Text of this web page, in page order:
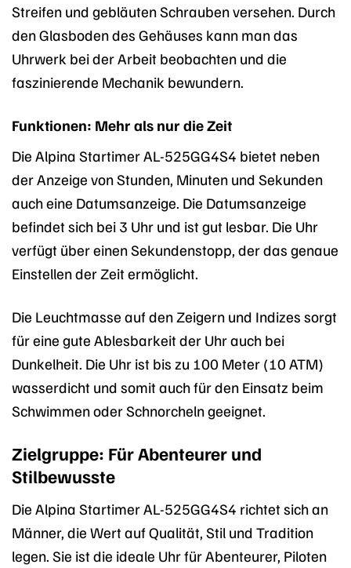
Streifen und gebläuten Schrauben versehen. Durch
den Glasboden des Gehäuses kann man das
Uhrwerk bei der Arbeit beobachten und die
faszinierende Mechanik bewundern.
Funktionen: Mehr als nur die Zeit
Die Alpina Startimer AL-525GG4S4 bietet neben
der Anzeige von Stunden, Minuten und Sekunden
auch eine Datumsanzeige. Die Datumsanzeige
befindet sich bei 3 Uhr und ist gut lesbar. Die Uhr
verfügt über einen Sekundenstopp, der das genaue
Einstellen der Zeit ermöglicht.
Die Leuchtmasse auf den Zeigern und Indizes sorgt
für eine gute Ablesbarkeit der Uhr auch bei
Dunkelheit. Die Uhr ist bis zu 100 Meter (10 ATM)
wasserdicht und somit auch für den Einsatz beim
Schwimmen oder Schnorcheln geeignet.
Zielgruppe: Für Abenteurer und
Stilbewusste
Die Alpina Startimer AL-525GG4S4 richtet sich an
Männer, die Wert auf Qualität, Stil und Tradition
legen. Sie ist die ideale Uhr für Abenteurer, Piloten